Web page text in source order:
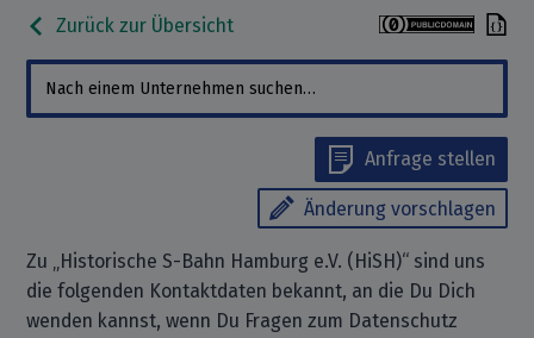
Zurück zur Übersicht
Anfrage stellen
Änderung vorschlagen
Zu „Historische S-Bahn Hamburg e.V. (HiSH)“ sind uns
die folgenden Kontaktdaten bekannt, an die Du Dich
wenden kannst, wenn Du Fragen zum Datenschutz